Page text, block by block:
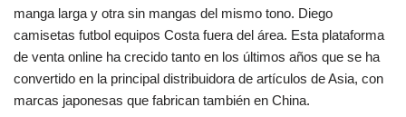
manga larga y otra sin mangas del mismo tono. Diego
camisetas futbol equipos Costa fuera del área. Esta plataforma
de venta online ha crecido tanto en los últimos años que se ha
convertido en la principal distribuidora de artículos de Asia, con
marcas japonesas que fabrican también en China.